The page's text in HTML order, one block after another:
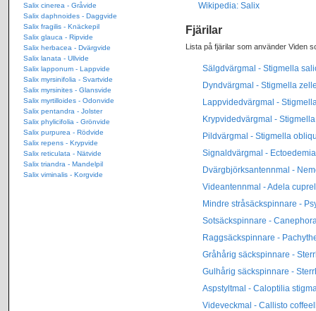
Wikipedia: Salix
Fjärilar
Lista på fjärilar som använder Viden
Sälgdvärgmal - Stigmella
Dyndvärgmal - Stigmella
Lappvidedvärgmal -
Krypvidedvärgmal -
Pildvärgmal - Stigmella
Signaldvärgmal -
Dvärgbjörksantennmal -
Videantennmal - Adela
Mindre stråsäckspinnare -
Sotsäckspinnare -
Raggsäckspinnare -
Gråhårig säckspinnare -
Gulhårig säckspinnare -
Aspstyltmal - Caloptilia
Videveckmal - Callisto
Salix cinerea - Gråvide
Salix daphnoides - Daggvide
Salix fragilis - Knäckepil
Salix glauca - Ripvide
Salix herbacea - Dvärgvide
Salix lanata - Ullvide
Salix lapponum - Lappvide
Salix myrsinifolia - Svartvide
Salix myrsinites - Glansvide
Salix myrtilloides - Odonvide
Salix pentandra - Jolster
Salix phylicifolia - Grönvide
Salix purpurea - Rödvide
Salix repens - Krypvide
Salix reticulata - Nätvide
Salix triandra - Mandelpil
Salix viminalis - Korgvide